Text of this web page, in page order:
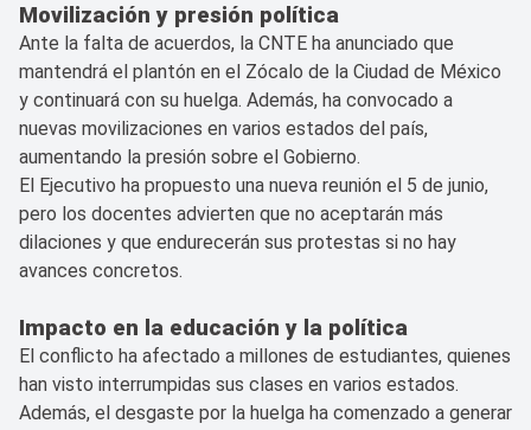
Movilización y presión política
Ante la falta de acuerdos, la CNTE ha anunciado que
mantendrá el plantón en el Zócalo de la Ciudad de México
y continuará con su huelga. Además, ha convocado a
nuevas movilizaciones en varios estados del país,
aumentando la presión sobre el Gobierno.
El Ejecutivo ha propuesto una nueva reunión el 5 de junio,
pero los docentes advierten que no aceptarán más
dilaciones y que endurecerán sus protestas si no hay
avances concretos.
Impacto en la educación y la política
El conflicto ha afectado a millones de estudiantes, quienes
han visto interrumpidas sus clases en varios estados.
Además, el desgaste por la huelga ha comenzado a generar